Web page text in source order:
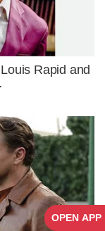
OPEN APP